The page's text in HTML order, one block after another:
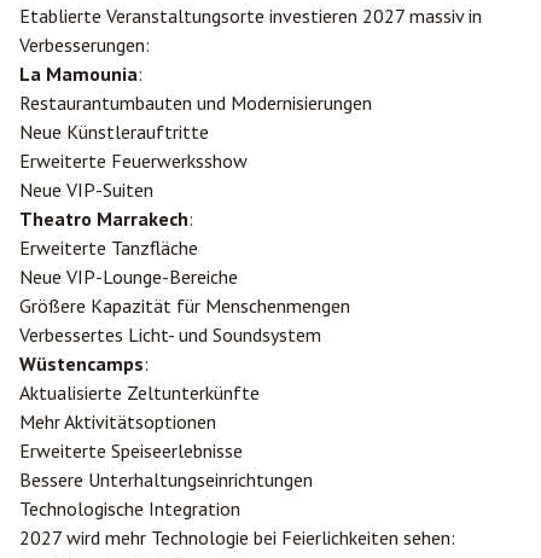
Etablierte Veranstaltungsorte investieren 2027 massiv in
Verbesserungen:
La Mamounia:
Restaurantumbauten und Modernisierungen
Neue Künstlerauftritte
Erweiterte Feuerwerksshow
Neue VIP-Suiten
Theatro Marrakech:
Erweiterte Tanzfläche
Neue VIP-Lounge-Bereiche
Größere Kapazität für Menschenmengen
Verbessertes Licht- und Soundsystem
Wüstencamps:
Aktualisierte Zeltunterkünfte
Mehr Aktivitätsoptionen
Erweiterte Speiseerlebnisse
Bessere Unterhaltungseinrichtungen
Technologische Integration
2027 wird mehr Technologie bei Feierlichkeiten sehen: